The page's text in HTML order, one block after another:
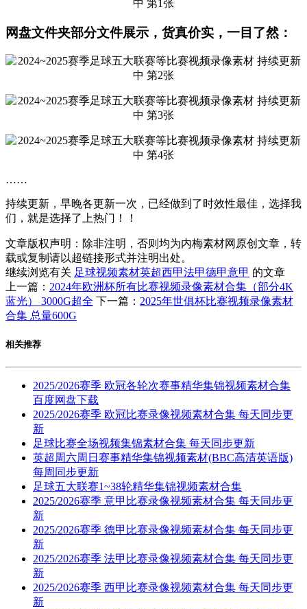
网盘文件夹部分文件展示，货真价实，一目了然：
……
持续更新，早晚各更新一次，已经做到了时效性最佳，选择我
们，就是选择了上热门！！
文章版权声明：除非注明，否则均为内梅素材网 原创文章，转
载或复制请以超链接形式并注明出处。
继续浏览有关 足球视频素材英超西甲法甲德甲意甲 的文章
上一篇： 2024年欧洲杯所有比赛视频录像素材合集（部分4K
蓝光） 3000G超全 下一篇： 2025年世俱杯比赛视频录像素材
合集 总量600G
相关推荐
2025/2026赛季 欧冠各轮次赛事精华集锦视频素材合集
百度网盘下载
2025/2026赛季 欧冠比赛录像视频素材合集 每天同步更
新
足球比赛全场视频集锦素材合集 每天同步更新
英超周六周日赛事精华集锦视频素材(BBC高清英语版)
每周同步更新
足球五大联赛1~38轮精华集锦视频素材合集
2025/2026赛季 意甲比赛录像视频素材合集 每天同步更
新
2025/2026赛季 德甲比赛录像视频素材合集 每天同步更
新
2025/2026赛季 法甲比赛录像视频素材合集 每天同步更
新
2025/2026赛季 西甲比赛录像视频素材合集 每天同步更
新